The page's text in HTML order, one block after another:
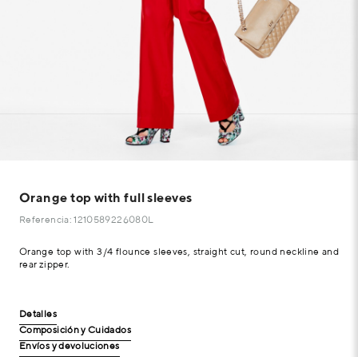
Orange top with full sleeves
Referencia: 1210589226080L
Orange top with 3/4 flounce sleeves, straight cut, round neckline and
rear zipper.
Detalles
Composición y Cuidados
Envíos y devoluciones